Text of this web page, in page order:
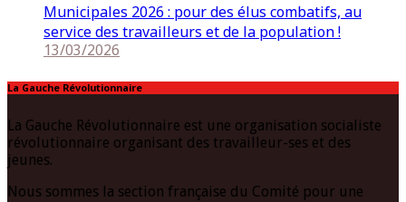
Municipales 2026 : pour des élus combatifs, au
service des travailleurs et de la population !
13/03/2026
La Gauche Révolutionnaire
La Gauche Révolutionnaire est une organisation socialiste
révolutionnaire organisant des travailleur-ses et des
jeunes.
Nous sommes la section française du Comité pour une